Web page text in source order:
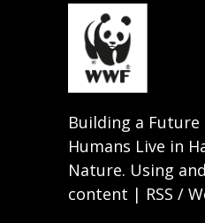
Building a Future
Humans Live in
Nature. Using
content | RSS /